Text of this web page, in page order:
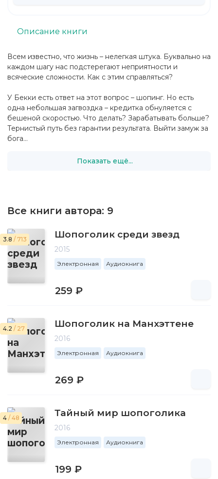
Всем известно, что жизнь – нелегкая штука. Буквально на
каждом шагу нас подстерегают неприятности и
всяческие сложности. Как с этим справляться?
У Бекки есть ответ на этот вопрос – шопинг. Но есть
одна небольшая загвоздка – кредитка обнуляется с
бешеной скоростью. Что делать? Зарабатывать больше?
Тернистый путь без гарантии результата. Выйти замуж за
бога...
Показать ещё...
Описание книги
Все книги автора: 9
3.8 / 713 Шопоголик среди звезд
2015
Электронная Аудиокнига
259 ₽
4.2 / 27 Шопоголик на Манхэттене
2016
Электронная Аудиокнига
269 ₽
4 / 48 Тайный мир шопоголика
2016
Электронная Аудиокнига
199 ₽